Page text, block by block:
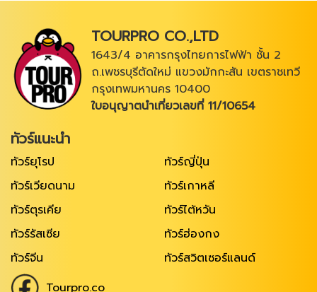
TOURPRO CO.,LTD
1643/4 อาคารกรุงไทยการไฟฟ้า ชั้น 2
ถ.เพชรบุรีตัดใหม่ แขวงมักกะสัน เขตราชเทวี
กรุงเทพมหานคร 10400
ใบอนุญาตนำเที่ยวเลขที่ 11/10654
ทัวร์แนะนำ
ทัวร์ยุโรป
ทัวร์ญี่ปุ่น
ทัวร์เวียดนาม
ทัวร์เกาหลี
ทัวร์ตุรเคีย
ทัวร์ไต้หวัน
ทัวร์รัสเซีย
ทัวร์ฮ่องกง
ทัวร์จีน
ทัวร์สวิตเซอร์แลนด์
Tourpro.co